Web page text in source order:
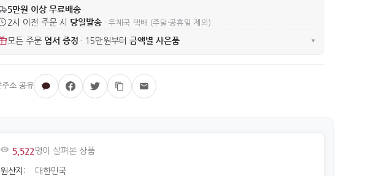
5만원 이상 무료배송
2시 이전 주문 시 당일발송 · 우체국 택배 (주말·공휴일 제외)
모든 주문 엽서 증정 · 15만원부터 금액별 사은품 ▾
5,522 명이 살펴본 상품
원산지: 대한민국